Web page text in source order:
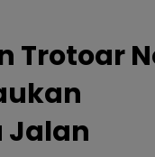
Trotoar
Jalan